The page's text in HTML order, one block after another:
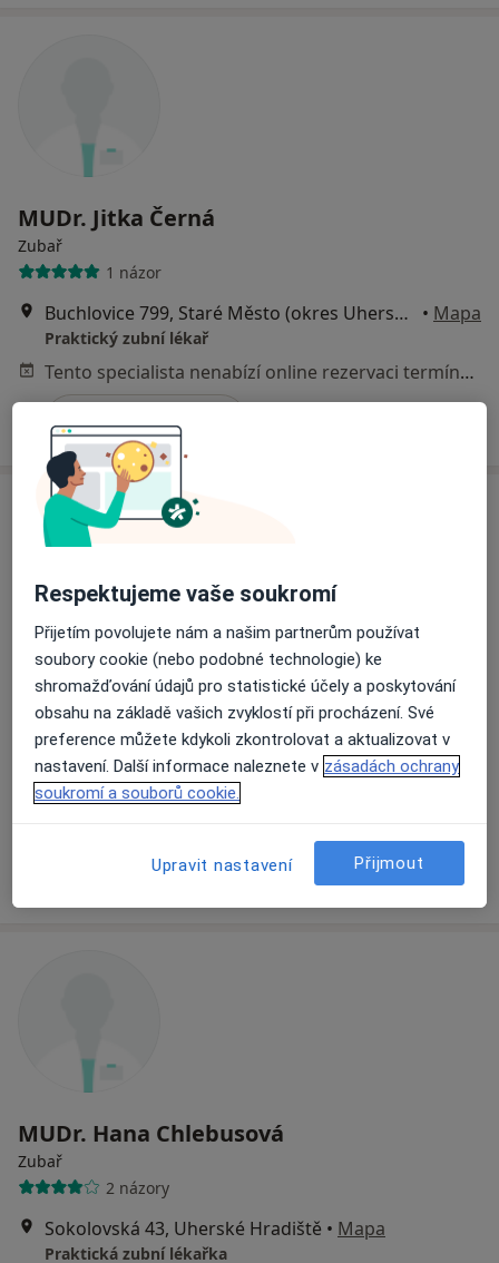
MUDr. Jitka Černá
Zubař
1 názor
Buchlovice 799, Staré Město (okres Uherské Hradiště) • Mapa
Praktický zubní lékař
Tento specialista nenabízí online rezervaci termínu na této adrese.
Rezervovat termín
MUDr. Ivana Oswaldová
Zubař
1 názor
Vinohradská 856, Vlčnov•Mapa
Praktická zubní lékařka
Rezervovat termín
MUDr. Hana Chlebusová
Zubař
2 názory
Sokolovská 43, Uherské Hradiště • Mapa
Praktická zubní lékařka
Respektujeme vaše soukromí
Přijetím povolujete nám a našim partnerům používat
soubory cookie (nebo podobné technologie) ke
shromažďování údajů pro statistické účely a poskytování
obsahu na základě vašich zvyklostí při procházení. Své
preference můžete kdykoli zkontrolovat a aktualizovat v
nastavení. Další informace naleznete v zásadách ochrany
soukromí a souborů cookie.
Upravit nastavení Přijmout